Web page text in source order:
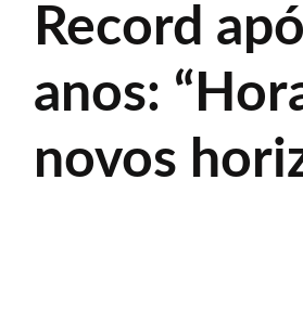
Record
anos:
novos